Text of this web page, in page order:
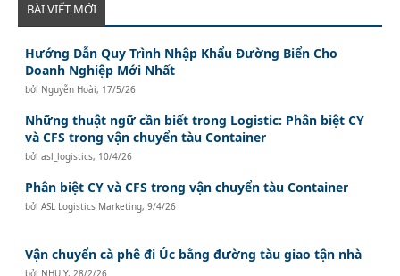
BÀI VIẾT MỚI
Hướng Dẫn Quy Trình Nhập Khẩu Đường Biển Cho
Doanh Nghiệp Mới Nhất
bởi Nguyễn Hoài, 17/5/26
Những thuật ngữ cần biết trong Logistic: Phân biệt CY
và CFS trong vận chuyển tàu Container
bởiasl_logistics, 10/4/26
Phân biệt CY và CFS trong vận chuyển tàu Container
bởiASL Logistics Marketing,9/4/26
Vận chuyển cà phê đi Úc bằng đường tàu giao tận nhà